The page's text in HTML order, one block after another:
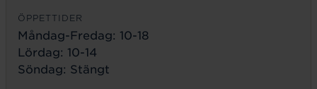
ÖPPETTIDER
Måndag-Fredag: 10-18
Lördag: 10-14
Söndag: Stängt